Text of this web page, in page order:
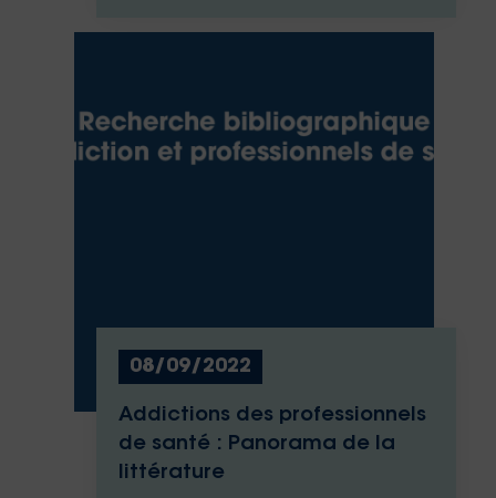
08/09/2022
Addictions des professionnels
de santé : Panorama de la
littérature